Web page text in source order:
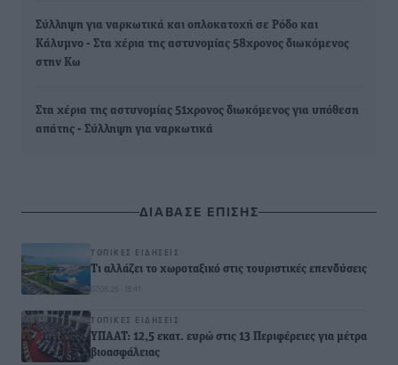
Σύλληψη για ναρκωτικά και οπλοκατοχή σε Ρόδο και
Κάλυμνο - Στα χέρια της αστυνομίας 58χρονος διωκόμενος
στην Κω
Στα χέρια της αστυνομίας 51χρονος διωκόμενος για υπόθεση
απάτης - Σύλληψη για ναρκωτικά
ΔΙΑΒΑΣΕ ΕΠΙΣΗΣ
ΤΟΠΙΚΈΣ ΕΙΔΉΣΕΙΣ
Τι αλλάζει το χωροταξικό στις τουριστικές επενδύσεις
07.08.26 · 18:41
ΤΟΠΙΚΈΣ ΕΙΔΉΣΕΙΣ
ΥΠΑΑΤ: 12,5 εκατ. ευρώ στις 13 Περιφέρειες για μέτρα
βιοασφάλειας